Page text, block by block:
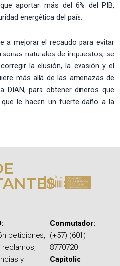
aportan más del 6% del PIB,
energética del país.
a mejorar el recaudo para evitar
naturales de impuestos, se
la elusión, la evasión y el
más allá de las amenazas de
DIAN, para obtener dineros que
le hacen un fuerte daño a la
peticiones,
reclamos,
y
Conmutador:
(+57) (601)
8770720
Capitolio